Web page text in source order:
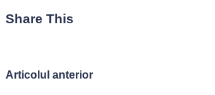
Share This
Articolul anterior